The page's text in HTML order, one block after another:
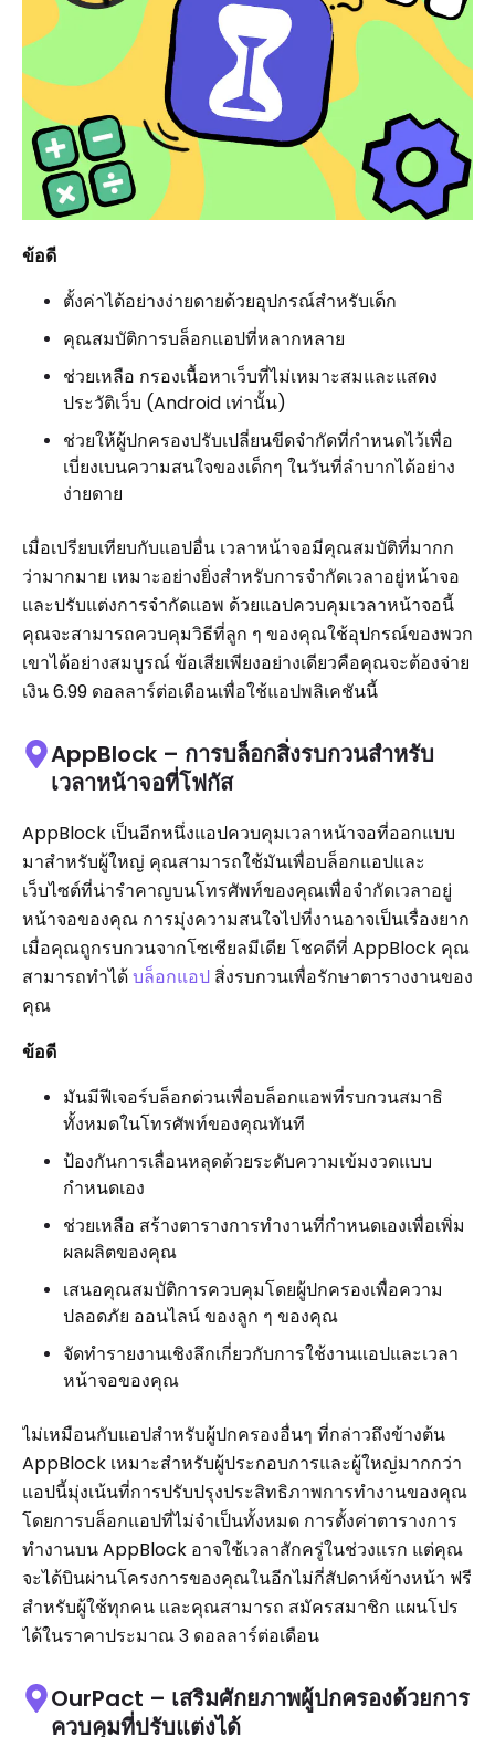
ข้อดี
ตั้งค่าได้อย่างง่ายดายด้วยอุปกรณ์สำหรับเด็ก
คุณสมบัติการบล็อกแอปที่หลากหลาย
ช่วยเหลือ กรองเนื้อหาเว็บที่ไม่เหมาะสมและแสดง
ประวัติเว็บ (Android เท่านั้น)
ช่วยให้ผู้ปกครองปรับเปลี่ยนขีดจำกัดที่กำหนดไว้เพื่อ
เบี่ยงเบนความสนใจของเด็กๆ ในวันที่ลำบากได้อย่าง
ง่ายดาย
เมื่อเปรียบเทียบกับแอปอื่น เวลาหน้าจอมีคุณสมบัติที่มากก
ว่ามากมาย เหมาะอย่างยิ่งสำหรับการจำกัดเวลาอยู่หน้าจอ
และปรับแต่งการจำกัดแอพ ด้วยแอปควบคุมเวลาหน้าจอนี้
คุณจะสามารถควบคุมวิธีที่ลูก ๆ ของคุณใช้อุปกรณ์ของพวก
เขาได้อย่างสมบูรณ์ ข้อเสียเพียงอย่างเดียวคือคุณจะต้องจ่าย
เงิน 6.99 ดอลลาร์ต่อเดือนเพื่อใช้แอปพลิเคชันนี้
AppBlock – การบล็อกสิ่งรบกวนสำหรับ
เวลาหน้าจอที่โฟกัส
AppBlock เป็นอีกหนึ่งแอปควบคุมเวลาหน้าจอที่ออกแบบ
มาสำหรับผู้ใหญ่ คุณสามารถใช้มันเพื่อบล็อกแอปและ
เว็บไซต์ที่น่ารำคาญบนโทรศัพท์ของคุณเพื่อจำกัดเวลาอยู่
หน้าจอของคุณ การมุ่งความสนใจไปที่งานอาจเป็นเรื่องยาก
เมื่อคุณถูกรบกวนจากโซเชียลมีเดีย โชคดีที่ AppBlock คุณ
สามารถทำได้บล็อกแอป สิ่งรบกวนเพื่อรักษาตารางงานของ
คุณ
ข้อดี
มันมีฟีเจอร์บล็อกด่วนเพื่อบล็อกแอพที่รบกวนสมาธิ
ทั้งหมดในโทรศัพท์ของคุณทันที
ป้องกันการเลื่อนหลุดด้วยระดับความเข้มงวดแบบ
กำหนดเอง
ช่วยเหลือ สร้างตารางการทำงานที่กำหนดเองเพื่อเพิ่ม
ผลผลิตของคุณ
เสนอคุณสมบัติการควบคุมโดยผู้ปกครองเพื่อความ
ปลอดภัย ออนไลน์ ของลูก ๆ ของคุณ
จัดทำรายงานเชิงลึกเกี่ยวกับการใช้งานแอปและเวลา
หน้าจอของคุณ
ไม่เหมือนกับแอปสำหรับผู้ปกครองอื่นๆ ที่กล่าวถึงข้างต้น
AppBlock เหมาะสำหรับผู้ประกอบการและผู้ใหญ่มากกว่า
แอปนี้มุ่งเน้นที่การปรับปรุงประสิทธิภาพการทำงานของคุณ
โดยการบล็อกแอปที่ไม่จำเป็นทั้งหมด การตั้งค่าตารางการ
ทำงานบน AppBlock อาจใช้เวลาสักครู่ในช่วงแรก แต่คุณ
จะได้บินผ่านโครงการของคุณในอีกไม่กี่สัปดาห์ข้างหน้า ฟรี
สำหรับผู้ใช้ทุกคน และคุณสามารถ สมัครสมาชิก แผนโปร
ได้ในราคาประมาณ 3 ดอลลาร์ต่อเดือน
OurPact – เสริมศักยภาพผู้ปกครองด้วยการ
ควบคุมที่ปรับแต่งได้